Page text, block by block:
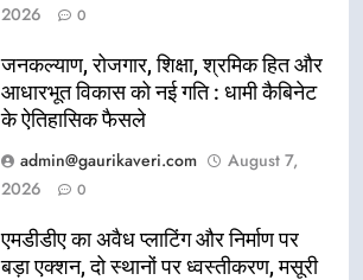
2026
0
जनकल्याण, रोजगार, शिक्षा, श्रमिक हित और
आधारभूत विकास को नई गति : धामी कैबिनेट
के ऐतिहासिक फैसले
admin@gaurikaveri.com
August 7,
2026
0
एमडीडीए का अवैध प्लाटिंग और निर्माण पर
बड़ा एक्शन, दो स्थानों पर ध्वस्तीकरण, मसूरी